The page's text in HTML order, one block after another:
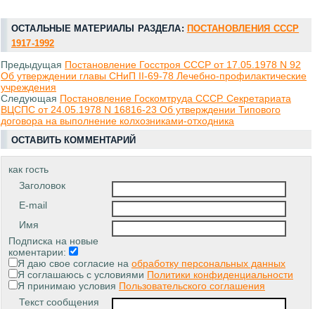
ОСТАЛЬНЫЕ МАТЕРИАЛЫ РАЗДЕЛА: ПОСТАНОВЛЕНИЯ СССР
1917-1992
Предыдущая Постановление Госстроя СССР от 17.05.1978 N 92
Об утверждении главы СНиП II-69-78 Лечебно-профилактические
учреждения
Следующая Постановление Госкомтруда СССР. Секретариата
ВЦСПС от 24.05.1978 N 16816-23 Об утверждении Типового
договора на выполнение колхозниками-отходника
ОСТАВИТЬ КОММЕНТАРИЙ
как гость
Заголовок
E-mail
Имя
Подписка на новые
коментарии:
Я даю свое согласие на обработку персональных данных
Я соглашаюсь с условиями Политики конфиденциальности
Я принимаю условия Пользовательского соглашения
Текст сообщения